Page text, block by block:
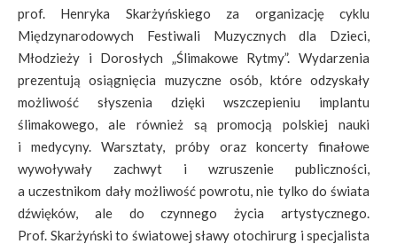
prof. Henryka Skarżyńskiego za organizację cyklu
Międzynarodowych Festiwali Muzycznych dla Dzieci,
Młodzieży i Dorosłych „Ślimakowe Rytmy”. Wydarzenia
prezentują osiągnięcia muzyczne osób, które odzyskały
możliwość słyszenia dzięki wszczepieniu implantu
ślimakowego, ale również są promocją polskiej nauki
i medycyny. Warsztaty, próby oraz koncerty finałowe
wywoływały zachwyt i wzruszenie publiczności,
a uczestnikom dały możliwość powrotu, nie tylko do świata
dźwięków, ale do czynnego życia artystycznego.
Prof. Skarżyński to światowej sławy otochirurg i specjalista